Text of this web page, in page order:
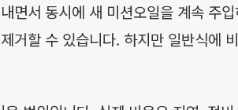
면서 동시에 새 미션오일을 계속
거할 수 있습니다. 하지만 일반식에